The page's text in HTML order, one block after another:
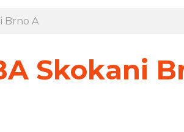
Brno A
Skokani